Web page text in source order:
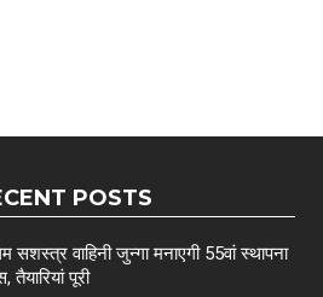
POSTS
सशस्त्र वाहिनी जुन्गा मनाएगी 55वां स्थापना
तैयारियां पूरी